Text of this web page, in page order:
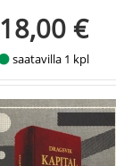
18,00 €
saatavilla 1 kpl